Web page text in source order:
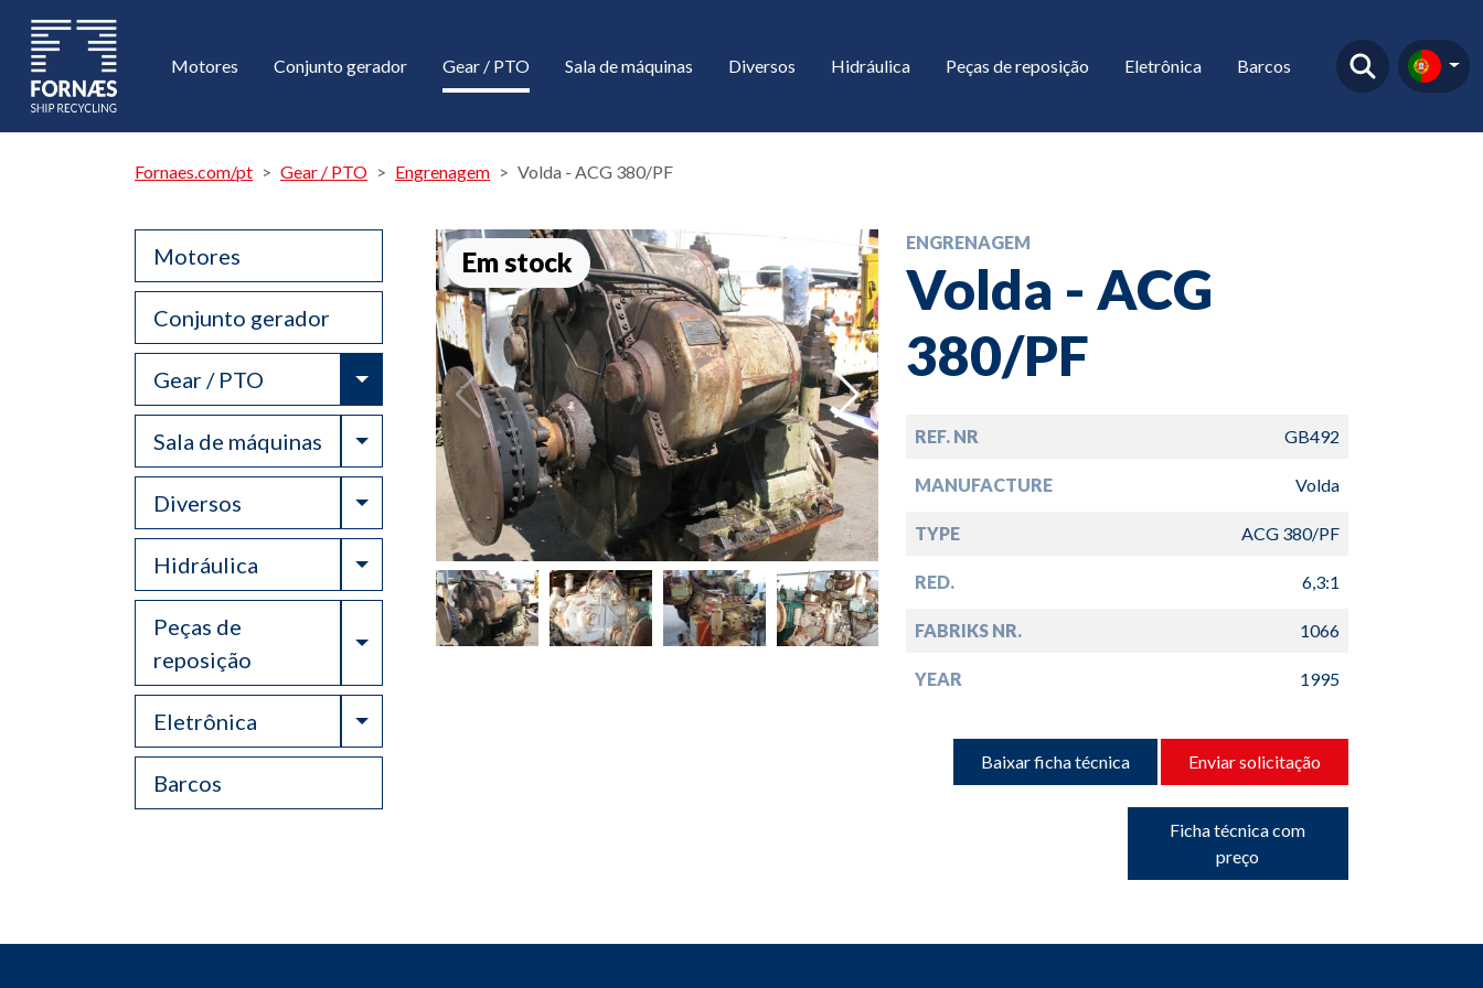
Motores Conjunto gerador Gear / PTO Sala de máquinas Diversos Hidráulica Peças de reposição Eletrônica Barcos
Fornaes.com/pt Gear / PTO Engrenagem Volda - ACG 380/PF
Motores
Conjunto gerador
Gear / PTO Toggle Dropdown
Sala de máquinas Toggle Dropdown
Diversos Toggle Dropdown
Hidráulica Toggle Dropdown
Peças de
reposição
Toggle Dropdown
Eletrônica Toggle Dropdown
Barcos
Em stock
ENGRENAGEM
Volda - ACG
380/PF
REF. NR GB492
MANUFACTURE Volda
TYPE ACG 380/PF
RED. 6,3:1
FABRIKS NR. 1066
YEAR 1995
Baixar ficha técnica Enviar solicitação
Ficha técnica com
preço